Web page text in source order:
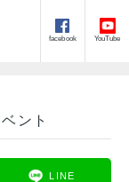
facebook YouTube
ント
LINE